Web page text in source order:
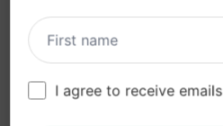
I agree to receive emails